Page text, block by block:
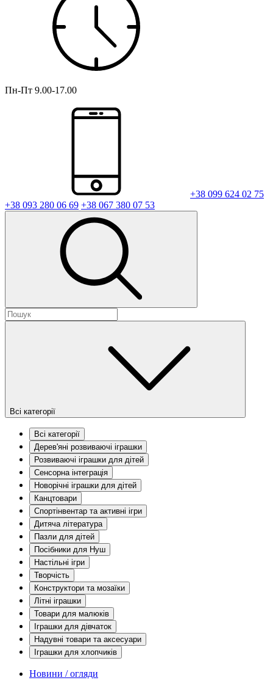
Пн-Пт 9.00-17.00
+38 099 624 02 75
+38 093 280 06 69 +38 067 380 07 53
Всі категорії
Всі категорії
Дерев'яні розвиваючі іграшки
Розвиваючі іграшки для дітей
Сенсорна інтеграція
Новорічні іграшки для дітей
Канцтовари
Спортінвентар та активні ігри
Дитяча література
Пазли для дітей
Посібники для Нуш
Настільні ігри
Творчість
Конструктори та мозаїки
Літні іграшки
Товари для малюків
Іграшки для дівчаток
Надувні товари та аксесуари
Іграшки для хлопчиків
Новини / огляди